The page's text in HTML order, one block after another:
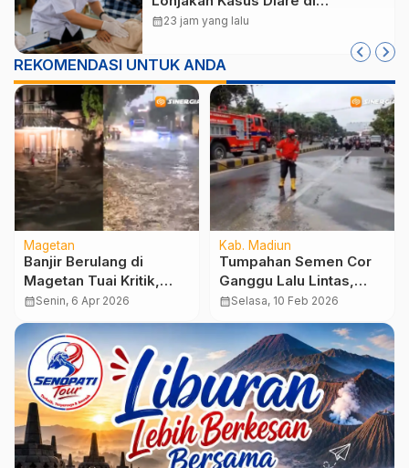
Lembeyan, Lakukan Penyelidikan
calendar_month23 jam yang lalu
REKOMENDASI UNTUK ANDA
Magetan
Banjir Berulang di
Magetan Tuai Kritik,
Aktivis Desak Evaluasi
Kinerja OPD
calendar_monthSenin, 6 Apr 2026
Kab. Madiun
Tumpahan Semen Cor
Ganggu Lalu Lintas,
Damkar Madiun
Lakukan Pembersihan
calendar_monthSelasa, 10 Feb 2026